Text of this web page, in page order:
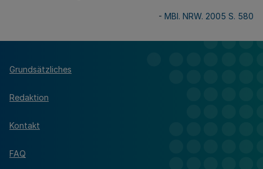
- MBl. NRW. 2005 S. 580
Grundsätzliches
Redaktion
Kontakt
FAQ